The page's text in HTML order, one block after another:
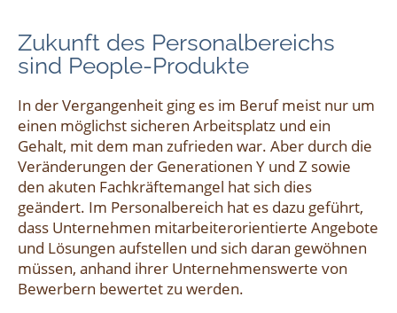
Zukunft des Personalbereichs
sind People-Produkte
In der Vergangenheit ging es im Beruf meist nur um
einen möglichst sicheren Arbeitsplatz und ein
Gehalt, mit dem man zufrieden war. Aber durch die
Veränderungen der Generationen Y und Z sowie
den akuten Fachkräftemangel hat sich dies
geändert. Im Personalbereich hat es dazu geführt,
dass Unternehmen mitarbeiterorientierte Angebote
und Lösungen aufstellen und sich daran gewöhnen
müssen, anhand ihrer Unternehmenswerte von
Bewerbern bewertet zu werden.